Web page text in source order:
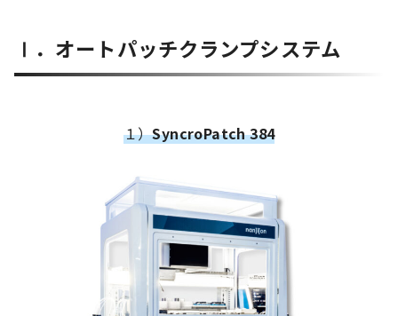
Ⅰ．オートパッチクランプシステム
１）SyncroPatch 384